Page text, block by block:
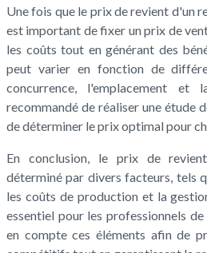
Une fois que le prix de revient d'un
est important de fixer un prix de
les coûts tout en générant des
peut varier en fonction de
concurrence, l'emplacement
recommandé de réaliser une étude
de déterminer le prix optimal pour
En conclusion, le prix de
déterminé par divers facteurs, tels
les coûts de production et la
essentiel pour les professionnels
en compte ces éléments afin de